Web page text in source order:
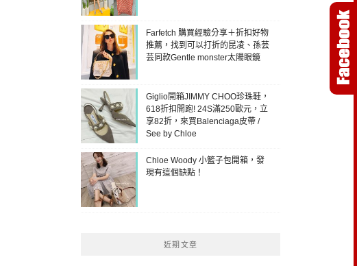
Farfetch 購買經驗分享＋折扣好物
推薦，找到可以打折的昆凌、孫芸
芸同款Gentle monster太陽眼鏡
Giglio開箱JIMMY CHOO珍珠鞋，
618折扣開跑! 24S滿250歐元，立
享82折，來買Balenciaga皮帶 /
See by Chloe
Chloe Woody 小籃子包開箱，發
現有這個缺點！
近期文章